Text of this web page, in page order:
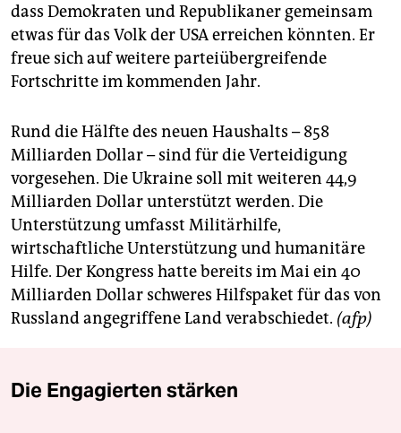
dass Demokraten und Republikaner gemeinsam
etwas für das Volk der USA erreichen könnten. Er
freue sich auf weitere parteiübergreifende
Fortschritte im kommenden Jahr.
Rund die Hälfte des neuen Haushalts – 858
Milliarden Dollar – sind für die Verteidigung
vorgesehen. Die Ukraine soll mit weiteren 44,9
Milliarden Dollar unterstützt werden. Die
Unterstützung umfasst Militärhilfe,
wirtschaftliche Unterstützung und humanitäre
Hilfe. Der Kongress hatte bereits im Mai ein 40
Milliarden Dollar schweres Hilfspaket für das von
Russland angegriffene Land verabschiedet. (afp)
Die Engagierten stärken